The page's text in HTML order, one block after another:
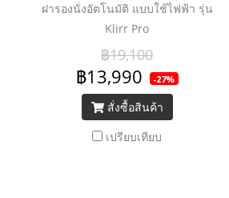
ฝารองนั่งอัตโนมัติ แบบใช้ไฟฟ้า รุ่น
Klirr Pro
฿19,100
฿13,990 -27%
สั่งซื้อสินค้า
เปรียบเทียบ